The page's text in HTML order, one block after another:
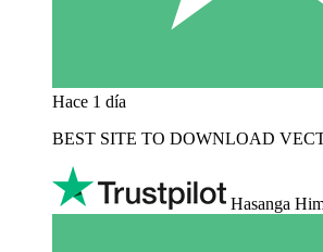
Hace 1 día
BEST SITE TO DOWNLOAD
Hasanga